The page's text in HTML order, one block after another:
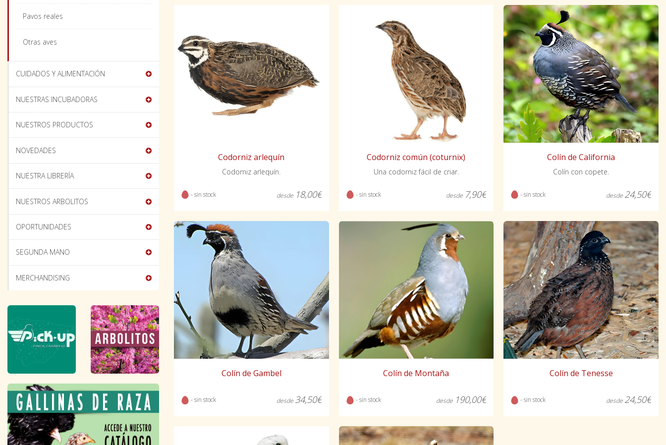
Codorniz arlequín
Codorniz arlequín.
- sin stock desde 18,00€
Codorniz común (coturnix)
Una codorniz fácil de criar.
- sin stock desde 7,90€
Colín de California
Colín con copete.
- sin stock desde 24,50€
Colín de Gambel
- sin stock desde 34,50€
Colín de Montaña
- sin stock desde 190,00€
Colín de Tenesse
- sin stock desde 24,50€
Pavos reales
Otras aves
CUIDADOS Y ALIMENTACIÓN
NUESTRAS INCUBADORAS
NUESTROS PRODUCTOS
NOVEDADES
NUESTRA LIBRERÍA
NUESTROS ARBOLITOS
OPORTUNIDADES
SEGUNDA MANO
MERCHANDISING